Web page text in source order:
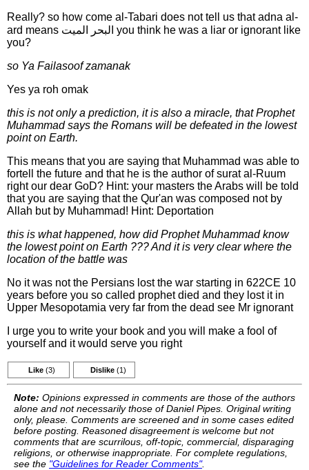
Really? so how come al-Tabari does not tell us that adna al-
ard means البحر الميت you think he was a liar or ignorant like
you?
so Ya Failasoof zamanak
Yes ya roh omak
this is not only a prediction, it is also a miracle, that Prophet
Muhammad says the Romans will be defeated in the lowest
point on Earth.
This means that you are saying that Muhammad was able to
fortell the future and that he is the author of surat al-Ruum
right our dear GoD? Hint: your masters the Arabs will be told
that you are saying that the Qur'an was composed not by
Allah but by Muhammad! Hint: Deportation
this is what happened, how did Prophet Muhammad know
the lowest point on Earth ??? And it is very clear where the
location of the battle was
No it was not the Persians lost the war starting in 622CE 10
years before you so called prophet died and they lost it in
Upper Mesopotamia very far from the dead see Mr ignorant
I urge you to write your book and you will make a fool of
yourself and it would serve you right
Like (3) Dislike (1)
Note: Opinions expressed in comments are those of the authors
alone and not necessarily those of Daniel Pipes. Original writing
only, please. Comments are screened and in some cases edited
before posting. Reasoned disagreement is welcome but not
comments that are scurrilous, off-topic, commercial, disparaging
religions, or otherwise inappropriate. For complete regulations,
see the "Guidelines for Reader Comments".